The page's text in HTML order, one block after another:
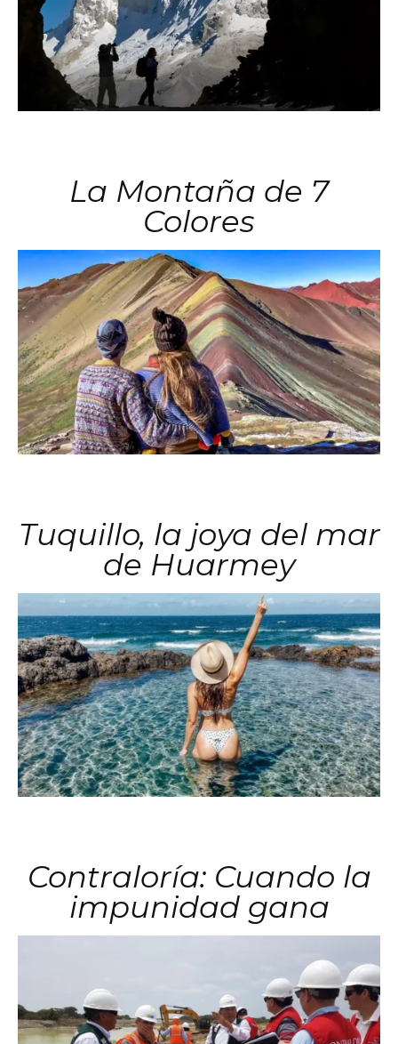
La Montaña de 7
Colores
Tuquillo, la joya del mar
de Huarmey
Contraloría: Cuando la
impunidad gana